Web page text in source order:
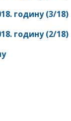
годину (3/18)
годину (2/18)